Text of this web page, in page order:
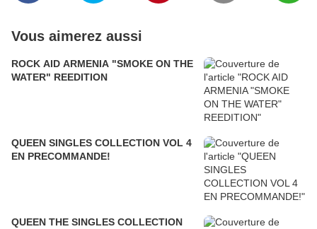
Vous aimerez aussi
ROCK AID ARMENIA "SMOKE ON THE
WATER" REEDITION
QUEEN SINGLES COLLECTION VOL 4
EN PRECOMMANDE!
QUEEN THE SINGLES COLLECTION